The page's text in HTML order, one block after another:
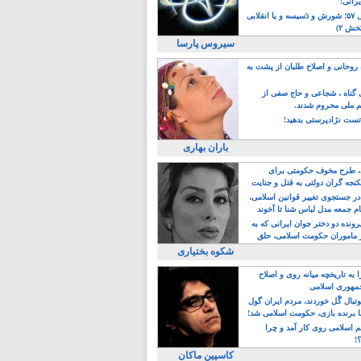
رویداد سال ۵۷؛ شورش و دَسیسه و یا انقلابی
۲)
سیروس پارسا
و اصلاح طلبان از پشت به
گناه ، شجاعی و حاج صفی از
ملی محروم شدند.
نژادپرستی بدهید!
باران بهاری
مخوف حکومتی برای
گران دولتی به قتل و جنایت
جستجوی تغییر قوانین اسلامی،
جمعه مدل لباس شنا تا آخوند
دو دختر جوان ایرانی که به
ماموران حکومت اسلامی، حلق
شکوه بختیاری
به تاریخچه میانه روی و اصلاح
اسلامی
گًل خوردند، مردم ایران گول
برنده بازی، حکومت اسلامی شد!
اسلامی روی کار آمد و چرا
کاسپین ماکان